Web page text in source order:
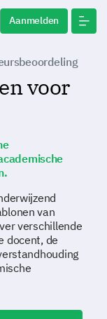
Aanmelden
voor
van
verschillende
docent, de